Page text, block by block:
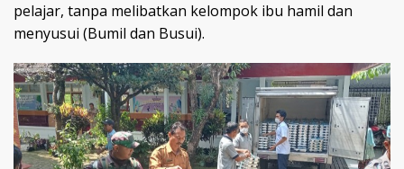
pelajar, tanpa melibatkan kelompok ibu hamil dan
menyusui (Bumil dan Busui).